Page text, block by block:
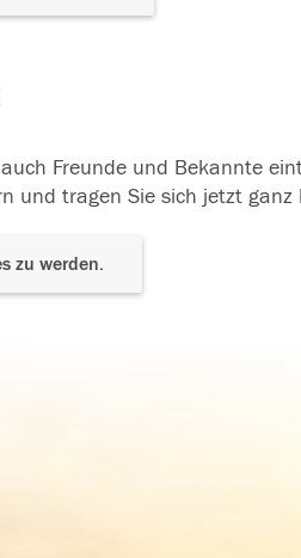
Freunde und Bekannte
und tragen Sie sich jetzt ganz
zu werden.